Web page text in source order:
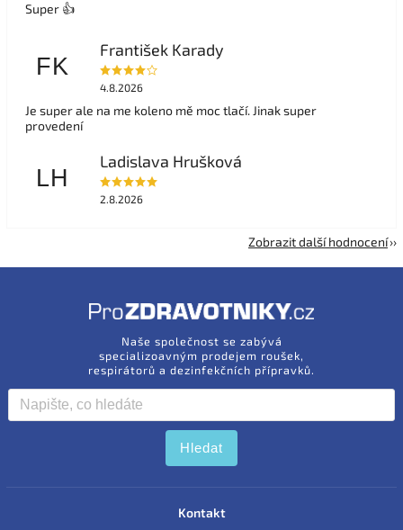
Super 👍
FK
František Karady
4.8.2026
Je super ale na me koleno mě moc tlačí. Jinak super
provedení
LH
Ladislava Hrušková
2.8.2026
Zobrazit další hodnocení
Naše společnost se zabývá
specializoavným prodejem roušek,
respirátorů a dezinfekčních přípravků.
Hledat
Kontakt